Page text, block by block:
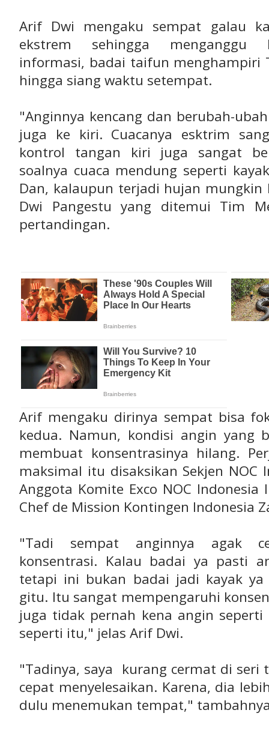
Arif Dwi mengaku sempat galau
ekstrem sehingga menganggu
informasi, badai taifun menghampiri
hingga siang waktu setempat.
"Anginnya kencang dan berubah-
juga ke kiri. Cuacanya esktrim
kontrol tangan kiri juga sangat
soalnya cuaca mendung seperti
Dan, kalaupun terjadi hujan
Dwi Pangestu yang ditemui Tim
pertandingan.
Arif mengaku dirinya sempat bisa
kedua. Namun, kondisi angin yang
membuat konsentrasinya hilang.
maksimal itu disaksikan Sekjen NOC
Anggota Komite Exco NOC
Chef de Mission Kontingen Indonesia
"Tadi sempat anginnya agak
konsentrasi. Kalau badai ya pasti
tetapi ini bukan badai jadi kayak
gitu. Itu sangat mempengaruhi
juga tidak pernah kena angin
seperti itu," jelas Arif Dwi.
"Tadinya, saya kurang cermat di seri
cepat menyelesaikan. Karena, dia
dulu menemukan tempat,"